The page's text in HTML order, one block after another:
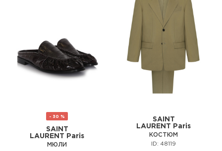
- 30 %
SAINT
LAURENT Paris
МЮЛИ
SAINT
LAURENT Paris
КОСТЮМ
ID: 48119